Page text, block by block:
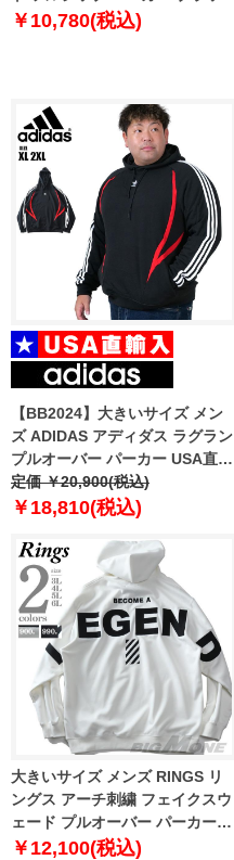
1278-4382-2 3L 4L 5L 6L 8L
￥10,780(税込)
【BB2024】大きいサイズ メン
ズ ADIDAS アディダス ラグラン
プルオーバー パーカー USA直輸
入 ix9644
定価 ￥20,900(税込)
￥18,810(税込)
大きいサイズ メンズ RINGS リ
ングス アーチ刺繍 フェイクスウ
ェード プルオーバー パーカー
134061
￥12,100(税込)